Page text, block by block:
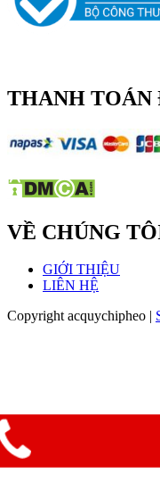
THANH TOÁN
VỀ CHÚNG
GIỚI THIỆU
LIÊN HỆ
Copyright acquychipheo |